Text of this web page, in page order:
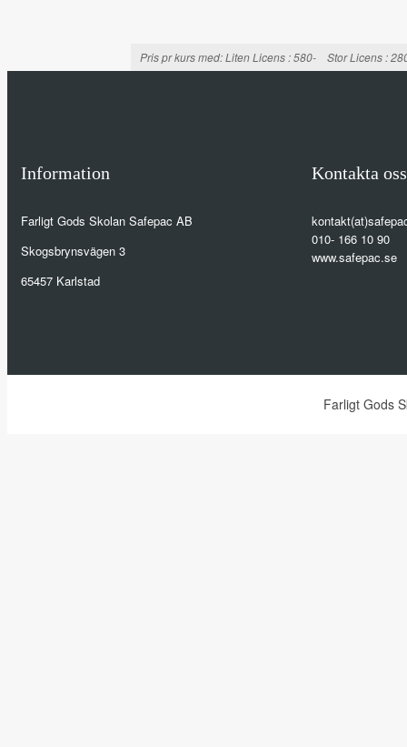
Pris pr kurs med:Liten Licens : 580- Stor Licens :
Information
Farligt Gods Skolan Safepac AB
Skogsbrynsvägen 3
65457 Karlstad
Kontakta oss
010- 166 10 90
www.safepac.se
Farligt Gods